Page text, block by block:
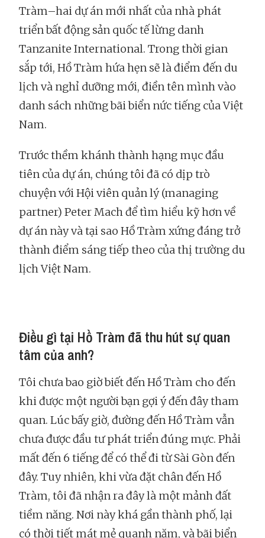
Tràm–hai dự án mới nhất của nhà phát
triển bất động sản quốc tế lừng danh
Tanzanite International. Trong thời gian
sắp tới, Hồ Tràm hứa hẹn sẽ là điểm đến du
lịch và nghỉ dưỡng mới, điền tên mình vào
danh sách những bãi biển nức tiếng của Việt
Nam.
Trước thềm khánh thành hạng mục đầu
tiên của dự án, chúng tôi đã có dịp trò
chuyện với Hội viên quản lý (managing
partner) Peter Mach để tìm hiểu kỹ hơn về
dự án này và tại sao Hồ Tràm xứng đáng trở
thành điểm sáng tiếp theo của thị trường du
lịch Việt Nam.
Điều gì tại Hồ Tràm đã thu hút sự quan
tâm của anh?
Tôi chưa bao giờ biết đến Hồ Tràm cho đến
khi được một người bạn gợi ý đến đây tham
quan. Lúc bấy giờ, đường đến Hồ Tràm vẫn
chưa được đầu tư phát triển đúng mực. Phải
mất đến 6 tiếng để có thể đi từ Sài Gòn đến
đây. Tuy nhiên, khi vừa đặt chân đến Hồ
Tràm, tôi đã nhận ra đây là một mảnh đất
tiềm năng. Nơi này khá gần thành phố, lại
có thời tiết mát mẻ quanh năm, và bãi biển